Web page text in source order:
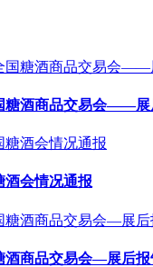
糖酒商品交易会——展
酒会情况通报
酒商品交易会—展后报